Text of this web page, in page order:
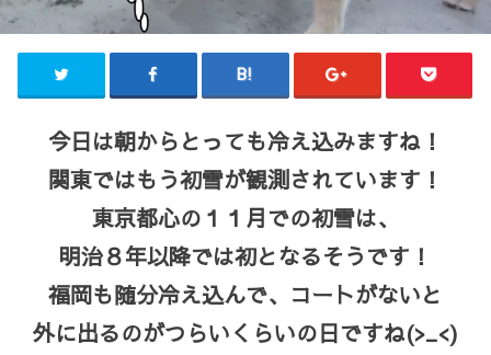
今日は朝からとっても冷え込みますね！
関東ではもう初雪が観測されています！
東京都心の１１月での初雪は、
明治８年以降では初となるそうです！
福岡も随分冷え込んで、コートがないと
外に出るのがつらいくらいの日ですね(>_<)